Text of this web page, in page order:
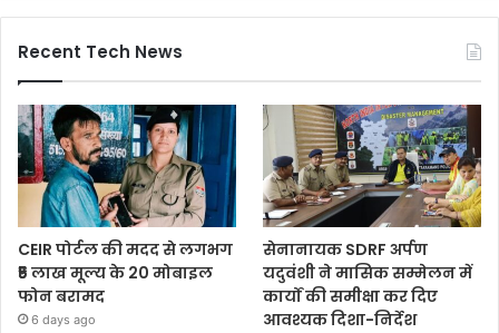
Recent Tech News
CEIR पोर्टल की मदद से लगभग
₹5 लाख मूल्य के 20 मोबाइल
फोन बरामद
6 days ago
सेनानायक SDRF अर्पण
यदुवंशी ने मासिक सम्मेलन में
कार्यों की समीक्षा कर दिए
आवश्यक दिशा-निर्देश